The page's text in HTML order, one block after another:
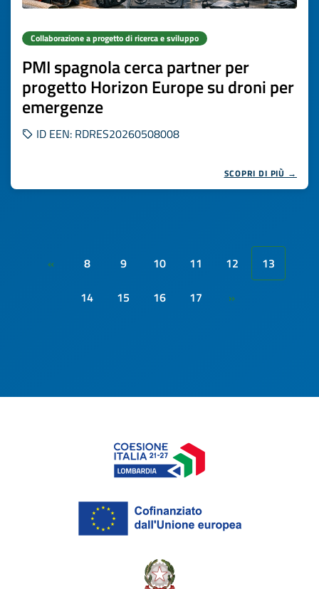
Collaborazione a progetto di ricerca e sviluppo
PMI spagnola cerca partner per
progetto Horizon Europe su droni per
emergenze
ID EEN: RDRES20260508008
SCOPRI DI PIÙ →
« 8 9 10 11 12
13
14
15 16 17 »